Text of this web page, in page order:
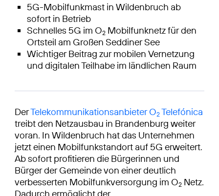
5G-Mobilfunkmast in Wildenbruch ab
sofort in Betrieb
Schnelles 5G im O2 Mobilfunknetz für den
Ortsteil am Großen Seddiner See
Wichtiger Beitrag zur mobilen Vernetzung
und digitalen Teilhabe im ländlichen Raum
DerTelekommunikationsanbieter O2Telefónica
treibt den Netzausbau in Brandenburg weiter
voran. In Wildenbruch hat das Unternehmen
jetzt einen Mobilfunkstandort auf 5G erweitert.
Ab sofort profitieren die Bürgerinnen und
Bürger der Gemeinde von einer deutlich
verbesserten Mobilfunkversorgung im O2 Netz.
Dadurch ermöglicht der